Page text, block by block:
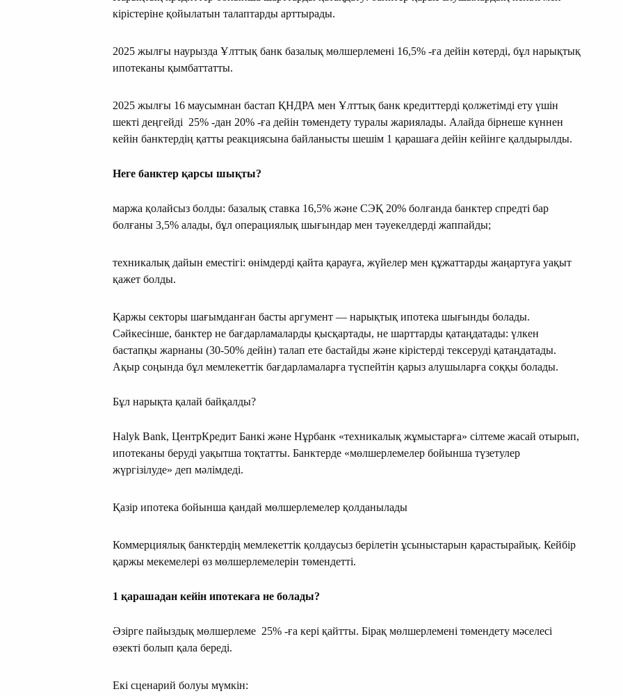
кiрiстерiне қойылатын талаптарды арттырады.
2025 жылғы наурызда Ұлттық банк базалық мөлшерлемені 16,5% -ға дейін көтерді, бұл нарықтық
ипотеканы қымбаттатты.
2025 жылғы 16 маусымнан бастап ҚНДРА мен Ұлттық банк кредиттерді қолжетімді ету үшін
шекті деңгейді 25% -дан 20% -ға дейін төмендету туралы жариялады. Алайда бірнеше күннен
кейін банктердің қатты реакциясына байланысты шешім 1 қарашаға дейін кейінге қалдырылды.
Неге банктер қарсы шықты?
маржа қолайсыз болды: базалық ставка 16,5% және СЭҚ 20% болғанда банктер спредті бар
болғаны 3,5% алады, бұл операциялық шығындар мен тәуекелдерді жаппайды;
техникалық дайын еместігі: өнімдерді қайта қарауға, жүйелер мен құжаттарды жаңартуға уақыт
қажет болды.
Қаржы секторы шағымданған басты аргумент — нарықтық ипотека шығынды болады.
Сәйкесінше, банктер не бағдарламаларды қысқартады, не шарттарды қатаңдатады: үлкен
бастапқы жарнаны (30-50% дейін) талап ете бастайды және кірістерді тексеруді қатаңдатады.
Ақыр соңында бұл мемлекеттік бағдарламаларға түспейтін қарыз алушыларға соққы болады.
Бұл нарықта қалай байқалды?
Halyk Bank, ЦентрКредит Банкі және Нұрбанк «техникалық жұмыстарға» сілтеме жасай отырып,
ипотеканы беруді уақытша тоқтатты. Банктерде «мөлшерлемелер бойынша түзетулер
жүргізілуде» деп мәлімдеді.
Қазір ипотека бойынша қандай мөлшерлемелер қолданылады
Коммерциялық банктердің мемлекеттік қолдаусыз берілетін ұсыныстарын қарастырайық. Кейбір
қаржы мекемелері өз мөлшерлемелерін төмендетті.
1 қарашадан кейін ипотекаға не болады?
Әзірге пайыздық мөлшерлеме 25% -ға кері қайтты. Бірақ мөлшерлемені төмендету мәселесі
өзекті болып қала береді.
Екі сценарий болуы мүмкін: